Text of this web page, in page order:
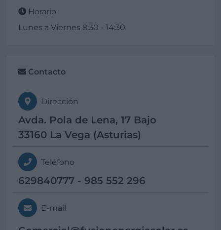
Horario
Lunes a Viernes 8:30 - 14:30
Contacto
Dirección
Avda. Pola de Lena, 17 Bajo
33160 La Vega (Asturias)
Teléfono
629840777 - 985 552 296
E-mail